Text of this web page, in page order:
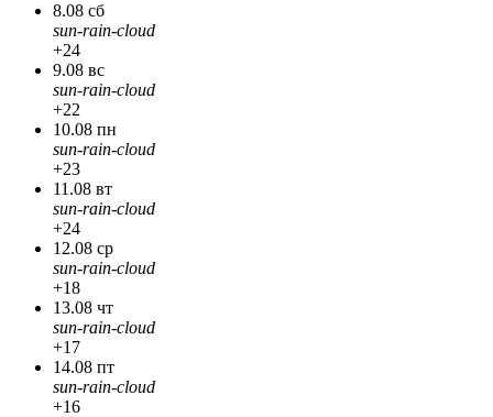
8.08 сб
sun-rain-cloud
+24
9.08 вс
sun-rain-cloud
+22
10.08 пн
sun-rain-cloud
+23
11.08 вт
sun-rain-cloud
+24
12.08 ср
sun-rain-cloud
+18
13.08 чт
sun-rain-cloud
+17
14.08 пт
sun-rain-cloud
+16